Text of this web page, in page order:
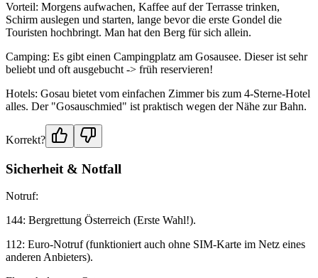
Vorteil: Morgens aufwachen, Kaffee auf der Terrasse trinken,
Schirm auslegen und starten, lange bevor die erste Gondel die
Touristen hochbringt. Man hat den Berg für sich allein.
Camping: Es gibt einen Campingplatz am Gosausee. Dieser ist sehr
beliebt und oft ausgebucht -> früh reservieren!
Hotels: Gosau bietet vom einfachen Zimmer bis zum 4-Sterne-Hotel
alles. Der "Gosauschmied" ist praktisch wegen der Nähe zur Bahn.
Korrekt?
Sicherheit & Notfall
Notruf:
144: Bergrettung Österreich (Erste Wahl!).
112: Euro-Notruf (funktioniert auch ohne SIM-Karte im Netz eines
anderen Anbieters).